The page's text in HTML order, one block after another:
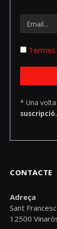
Termes
* Una
suscripció.
CONTACTE
Adreça
Sant
12500